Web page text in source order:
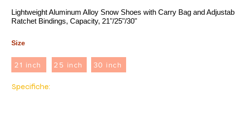
Lightweight Aluminum Alloy Snow Shoes with Carry Bag and
Ratchet Bindings, Capacity, 21"/25"/30"
Size
Specifiche:
21 inch 25 inch 30 inch